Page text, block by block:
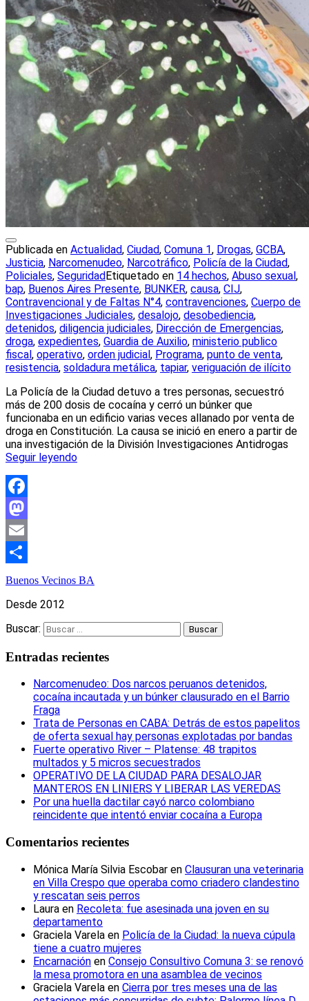
Publicada en Actualidad, Ciudad, Comuna 1, Drogas, GCBA,
Justicia, Narcomenudeo, Narcotráfico, Policía de la Ciudad,
Policiales, SeguridadEtiquetado en 14 hechos, Abuso sexual,
bap, Buenos Aires Presente, BUNKER, causa, CIJ,
Contravencional y de Faltas N°4, contravenciones, Cuerpo de
Investigaciones Judiciales, desalojo, desobediencia,
detenidos, diligencia judiciales, Dirección de Emergencias,
droga, expedientes, Guardia de Auxilio, ministerio publico
fiscal, operativo, orden judicial, Programa, punto de venta,
resistencia, soldadura metálica, tapiar, veriguación de ilícito
La Policía de la Ciudad detuvo a tres personas, secuestró
más de 200 dosis de cocaína y cerró un búnker que
funcionaba en un edificio varias veces allanado por venta de
droga en Constitución. La causa se inició en enero a partir de
una investigación de la División Investigaciones Antidrogas
Seguir leyendo
Facebook
Mastodon
Email
Compartir
Buenos Vecinos BA
Desde 2012
Buscar:
Entradas recientes
Narcomenudeo: Dos narcos peruanos detenidos,
cocaína incautada y un búnker clausurado en el Barrio
Fraga
Trata de Personas en CABA: Detrás de estos papelitos
de oferta sexual hay personas explotadas por bandas
Fuerte operativo River – Platense: 48 trapitos
multados y 5 micros secuestrados
OPERATIVO DE LA CIUDAD PARA DESALOJAR
MANTEROS EN LINIERS Y LIBERAR LAS VEREDAS
Por una huella dactilar cayó narco colombiano
reincidente que intentó enviar cocaína a Europa
Comentarios recientes
Mónica María Silvia Escobar en Clausuran una veterinaria
en Villa Crespo que operaba como criadero clandestino
y rescatan seis perros
Laura en Recoleta: fue asesinada una joven en su
departamento
Graciela Varela en Policía de la Ciudad: la nueva cúpula
tiene a cuatro mujeres
Encarnación en Consejo Consultivo Comuna 3: se renovó
la mesa promotora en una asamblea de vecinos
Graciela Varela en Cierra por tres meses una de las